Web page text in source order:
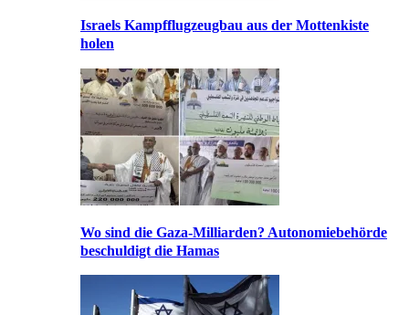
Israels Kampfflugzeugbau aus der Mottenkiste
holen
Wo sind die Gaza-Milliarden? Autonomiebehörde
beschuldigt die Hamas